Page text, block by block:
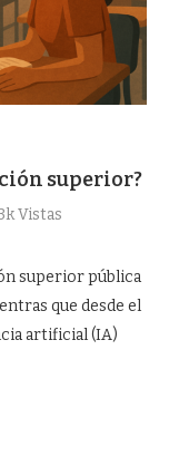
superior?
Vistas
superior pública
que desde el
artificial (IA)